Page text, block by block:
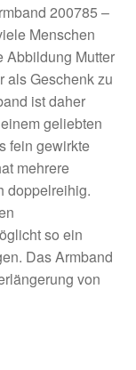
200785 –
Menschen
Abbildung Mutter
als Geschenk zu
ist daher
geliebten
fein gewirkte
mehrere
doppelreihig.
so ein
Das Armband
von